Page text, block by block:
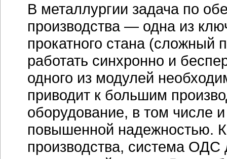
В металлургии задача по
производства — одна из
прокатного стана
работать синхронно и
одного из модулей
приводит к большим
оборудование, в том числе
повышенной надежностью.
производства, система